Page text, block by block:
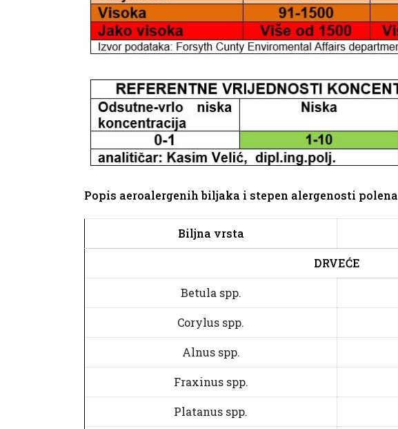
Popis aeroalergenih biljaka i stepen alergenosti polena
Biljna vrsta
DRVEĆE
Betula spp.
Corylus spp.
Alnus spp.
Fraxinus spp.
Platanus spp.